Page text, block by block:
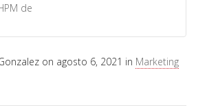
FIND MY ITEMS!
de
on agosto 6, 2021 in Marketing